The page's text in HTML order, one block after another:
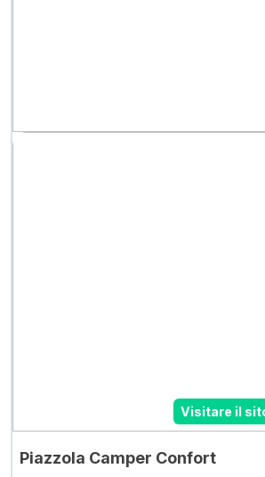
Visitare il
Piazzola Camper Confort